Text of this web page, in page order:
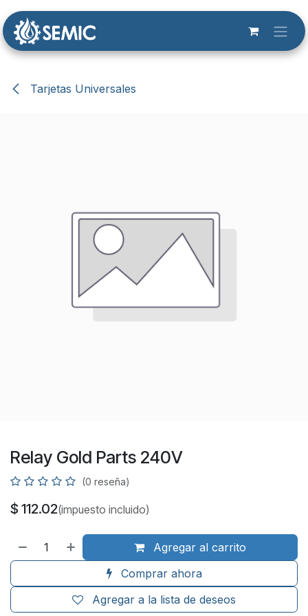
Ir al contenido
Tarjetas Universales
Relay Gold Parts 240V
(0 reseña)
$ 112.02(impuesto incluido)
Agregar al carrito
Comprar ahora
Agregar a la lista de deseos